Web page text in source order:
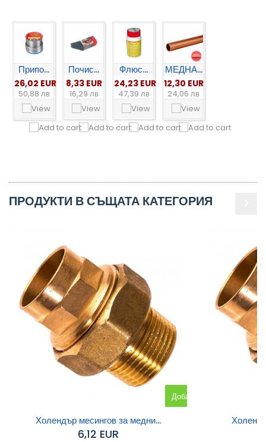
Припо...
26,02 EUR
50,88 лв
Почис...
8,33 EUR
16,29 лв
Флюс...
24,23 EUR
47,39 лв
МЕДНА...
12,30 EUR
24,06 лв
ПРОДУКТИ В СЪЩАТА КАТЕГОРИЯ
Добавяне
Холендър месингов за медни...
6,12 EUR